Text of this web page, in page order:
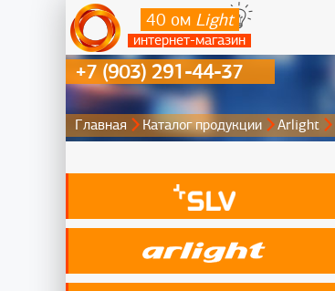
40 ом Light
интернет-магазин
+7 (903) 291-44-37
Главная Каталог продукции Arlight